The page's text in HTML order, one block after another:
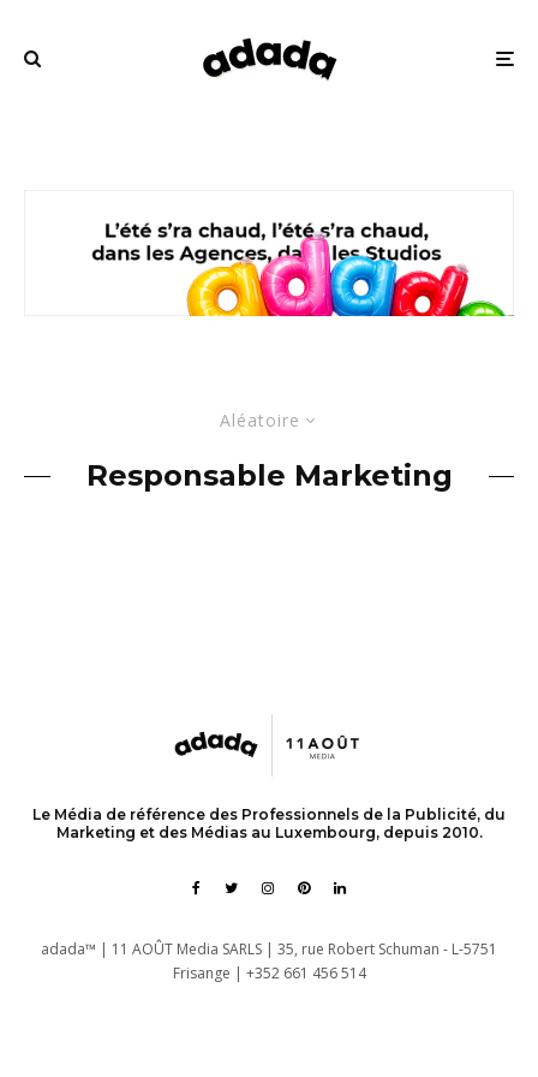
Aléatoire
Responsable Marketing
Le Média de référence des Professionnels de la Publicité, du
Marketing et des Médias au Luxembourg, depuis 2010.
adada™ | 11 AOÛT Media SARLS | 35, rue Robert Schuman - L-5751
Frisange | +352 661 456 514